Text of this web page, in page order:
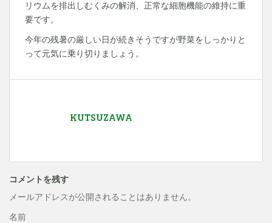
リウムを排出しむくみの解消、正常な細胞機能の維持に重
要です。
今年の残暑の厳しい日が続きそうですが野菜をしっかりと
って元気に乗り切りましょう。
KUTSUZAWA
コメントを残す
メールアドレスが公開されることはありません。
名前